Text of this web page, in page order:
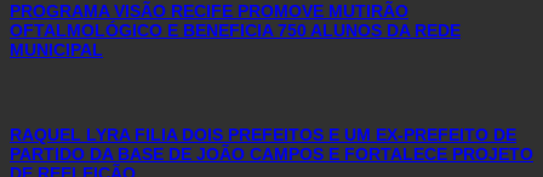
PROGRAMA VISÃO RECIFE PROMOVE MUTIRÃO
OFTALMOLÓGICO E BENEFICIA 750 ALUNOS DA REDE
MUNICIPAL
RAQUEL LYRA FILIA DOIS PREFEITOS E UM EX-PREFEITO DE
PARTIDO DA BASE DE JOÃO CAMPOS E FORTALECE PROJETO
DE REELEIÇÃO